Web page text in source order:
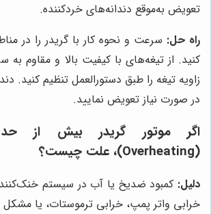
تعویض به‌موقع دندانه‌های خردکننده.
راه حل: سرعت و نحوه کار با گریدر را در
کنید. از تیغه‌های با کیفیت بالا و مقاوم به
زاویه تیغه را طبق دستورالعمل تنظیم کنید.
در صورت نیاز تعویض نمایید.
اگر موتور گریدر بیش از
(Overheating)، علت چیست؟
دلیل: کمبود ضدیخ یا آب در سیستم
خرابی واتر پمپ، خرابی ترموستات، یا